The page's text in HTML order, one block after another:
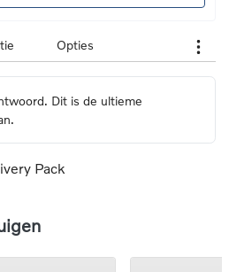
Opties
Dit is de ultieme
Pack